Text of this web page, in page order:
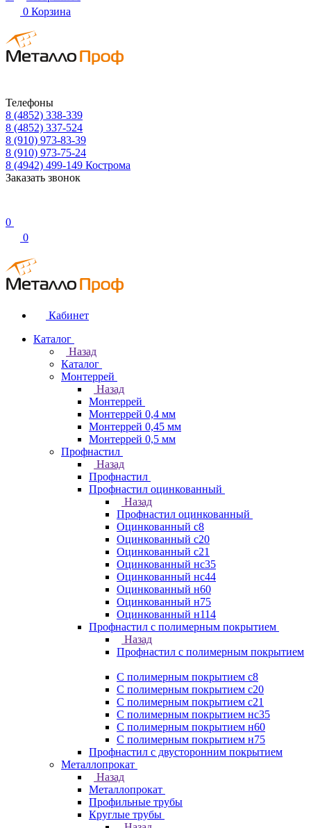
0 Корзина
Телефоны
8 (4852) 338-339
8 (4852) 337-524
8 (910) 973-83-39
8 (910) 973-75-24
8 (4942) 499-149 Кострома
Заказать звонок
0
0
Кабинет
Каталог
Назад
Каталог
Монтеррей
Назад
Монтеррей
Монтеррей 0,4 мм
Монтеррей 0,45 мм
Монтеррей 0,5 мм
Профнастил
Назад
Профнастил
Профнастил оцинкованный
Назад
Профнастил оцинкованный
Оцинкованный с8
Оцинкованный с20
Оцинкованный с21
Оцинкованный нс35
Оцинкованный нс44
Оцинкованный н60
Оцинкованный н75
Оцинкованный н114
Профнастил с полимерным покрытием
Назад
Профнастил с полимерным покрытием
С полимерным покрытием с8
С полимерным покрытием с20
С полимерным покрытием с21
С полимерным покрытием нс35
С полимерным покрытием н60
С полимерным покрытием н75
Профнастил с двусторонним покрытием
Металлопрокат
Назад
Металлопрокат
Профильные трубы
Круглые трубы